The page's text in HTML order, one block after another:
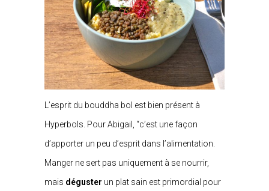
L’esprit du bouddha bol est bien présent à
Hyperbols. Pour Abigail, “c’est une façon
d’apporter un peu d’esprit dans l’alimentation.
Manger ne sert pas uniquement à se nourrir,
mais déguster un plat sain est primordial pour